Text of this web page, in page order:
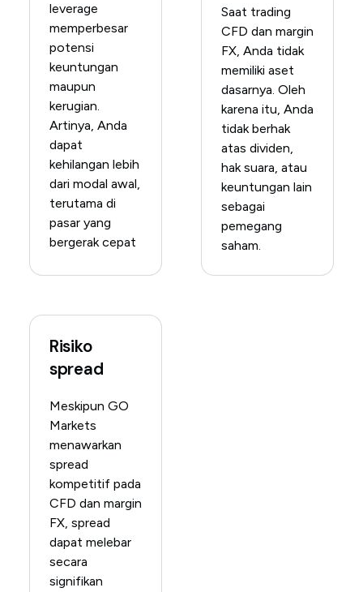
leverage
memperbesar
potensi
keuntungan
maupun
kerugian.
Artinya, Anda
dapat
kehilangan lebih
dari modal awal,
terutama di
pasar yang
bergerak cepat
Saat trading
CFD dan margin
FX, Anda tidak
memiliki aset
dasarnya. Oleh
karena itu, Anda
tidak berhak
atas dividen,
hak suara, atau
keuntungan lain
sebagai
pemegang
saham.
Risiko
spread
Meskipun GO
Markets
menawarkan
spread
kompetitif pada
CFD dan margin
FX, spread
dapat melebar
secara
signifikan